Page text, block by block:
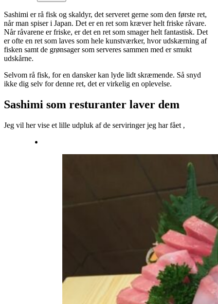
Sashimi er rå fisk og skaldyr, det serveret gerne som den første ret,
når man spiser i Japan. Det er en ret som kræver helt friske råvare.
Når råvarene er friske, er det en ret som smager helt fantastisk. Det
er ofte en ret som laves som hele kunstværker, hvor udskærning af
fisken samt de grønsager som serveres sammen med er smukt
udskårne.
Selvom rå fisk, for en dansker kan lyde lidt skræmende. Så snyd
ikke dig selv for denne ret, det er virkelig en oplevelse.
Sashimi som resturanter laver dem
Jeg vil her vise et lille udpluk af de serviringer jeg har fået ,